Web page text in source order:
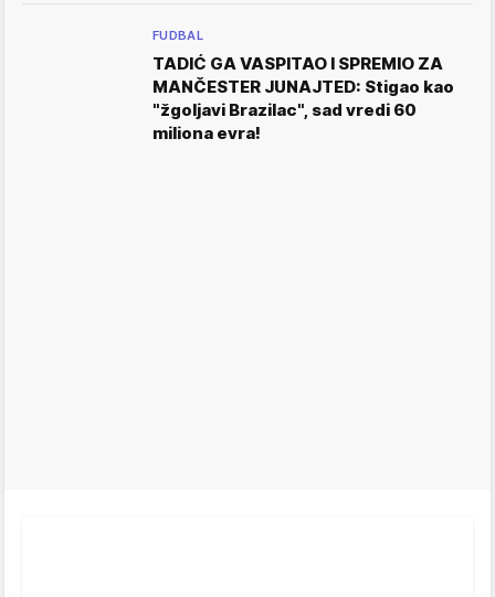
FUDBAL
TADIĆ GA VASPITAO I SPREMIO ZA
MANČESTER JUNAJTED: Stigao kao
"žgoljavi Brazilac", sad vredi 60
miliona evra!